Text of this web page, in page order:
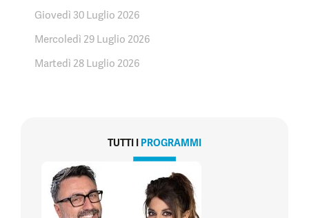
Giovedì 30 Luglio 2026
Mercoledì 29 Luglio 2026
Martedì 28 Luglio 2026
TUTTI I PROGRAMMI